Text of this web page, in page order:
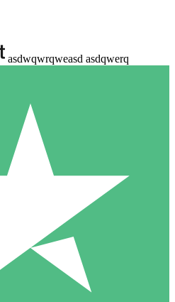
asdwqwrqweasd asdqwerq